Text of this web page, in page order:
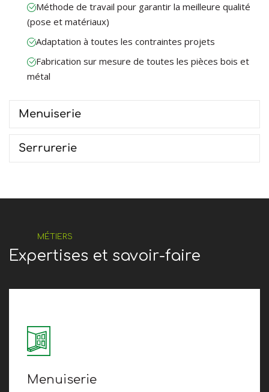
Méthode de travail pour garantir la meilleure qualité
(pose et matériaux)
Adaptation à toutes les contraintes projets
Fabrication sur mesure de toutes les pièces bois et
métal
Menuiserie
Serrurerie
MÉTIERS
Expertises et savoir-faire
Menuiserie